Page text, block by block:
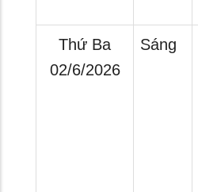
Thứ Ba
02/6/2026
Sáng